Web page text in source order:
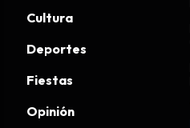
Cultura
Deportes
Fiestas
Opinión